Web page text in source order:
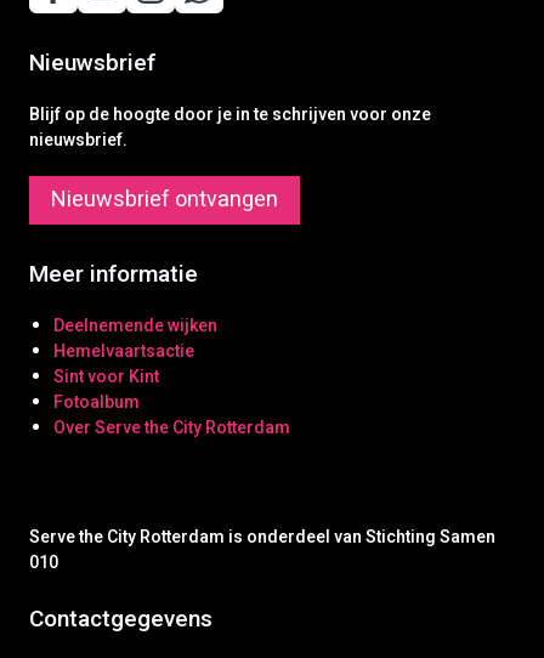
Nieuwsbrief
Blijf op de hoogte door je in te schrijven voor onze
nieuwsbrief.
Nieuwsbrief ontvangen
Meer informatie
Deelnemende wijken
Hemelvaartsactie
Sint voor Kint
Fotoalbum
Over Serve the City Rotterdam
Serve the City Rotterdam is onderdeel van Stichting Samen
010
Contactgegevens